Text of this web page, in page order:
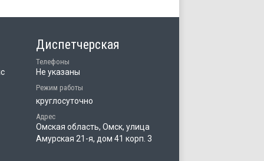
Диспетчерская
Телефоны
Не указаны
Режим работы
круглосуточно
Адрес
Омская область, Омск, улица
Амурская 21-я, дом 41 корп. 3